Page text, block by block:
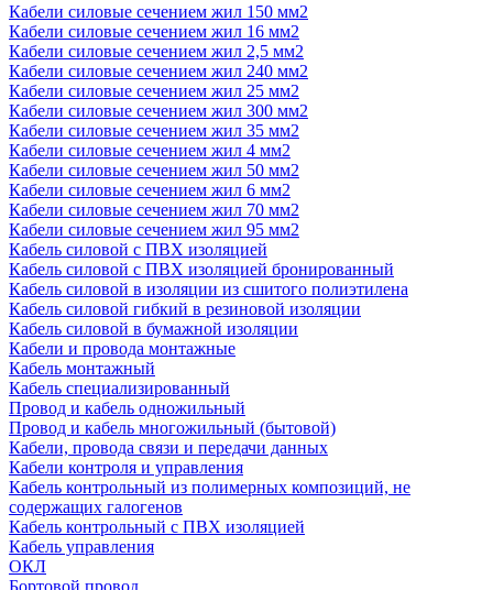
Кабели силовые сечением жил 150 мм2
Кабели силовые сечением жил 16 мм2
Кабели силовые сечением жил 2,5 мм2
Кабели силовые сечением жил 240 мм2
Кабели силовые сечением жил 25 мм2
Кабели силовые сечением жил 300 мм2
Кабели силовые сечением жил 35 мм2
Кабели силовые сечением жил 4 мм2
Кабели силовые сечением жил 50 мм2
Кабели силовые сечением жил 6 мм2
Кабели силовые сечением жил 70 мм2
Кабели силовые сечением жил 95 мм2
Кабель силовой с ПВХ изоляцией
Кабель силовой с ПВХ изоляцией бронированный
Кабель силовой в изоляции из сшитого полиэтилена
Кабель силовой гибкий в резиновой изоляции
Кабель силовой в бумажной изоляции
Кабели и провода монтажные
Кабель монтажный
Кабель специализированный
Провод и кабель одножильный
Провод и кабель многожильный (бытовой)
Кабели, провода связи и передачи данных
Кабели контроля и управления
Кабель контрольный из полимерных композиций, не
содержащих галогенов
Кабель контрольный с ПВХ изоляцией
Кабель управления
ОКЛ
Бортовой провод